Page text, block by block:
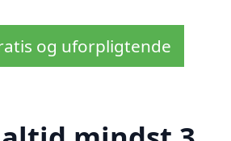
og uforpligtende